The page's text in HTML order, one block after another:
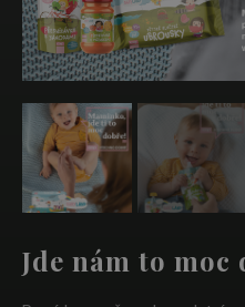
Jde nám to moc